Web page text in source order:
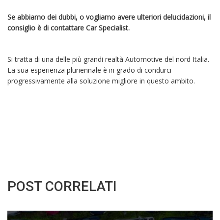
Se abbiamo dei dubbi, o vogliamo avere ulteriori delucidazioni, il
consiglio è di contattare Car Specialist.
Si tratta di una delle più grandi realtà Automotive del nord Italia.
La sua esperienza pluriennale è in grado di condurci
progressivamente alla soluzione migliore in questo ambito.
POST CORRELATI